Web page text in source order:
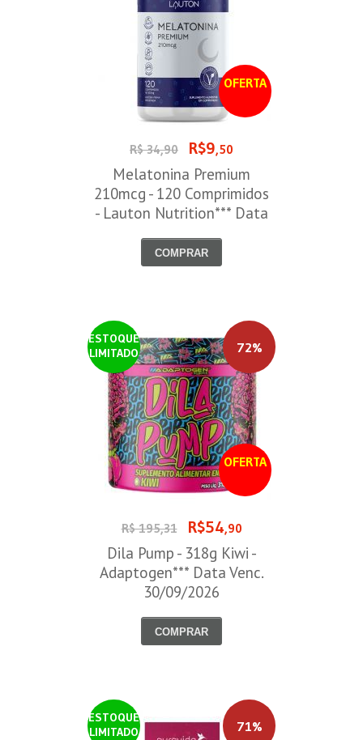
OFERTA
R$ 34,90 R$9,50
Melatonina Premium
210mcg - 120 Comprimidos
- Lauton Nutrition*** Data
COMPRAR
ESTOQUE
LIMITADO
OFERTA
72%
R$ 195,31 R$54,90
Dila Pump - 318g Kiwi -
Adaptogen*** Data Venc.
30/09/2026
COMPRAR
ESTOQUE
LIMITADO
71%